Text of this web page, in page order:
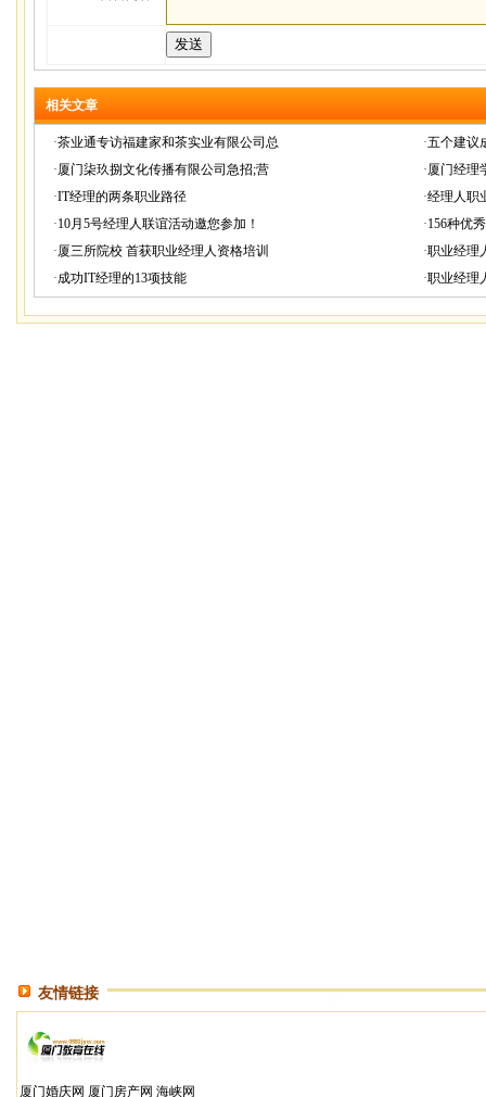
相关文章
·茶业通专访福建家和茶实业有限公司总 ·五个建议
·厦门柒玖捌文化传播有限公司急招;营 ·厦门经理
·IT经理的两条职业路径 ·经理人职
·10月5号经理人联谊活动邀您参加！ ·156种优
·厦三所院校 首获职业经理人资格培训 ·职业经理
·成功IT经理的13项技能 ·职业经理
友情链接
厦门婚庆网 厦门房产网 海峡网